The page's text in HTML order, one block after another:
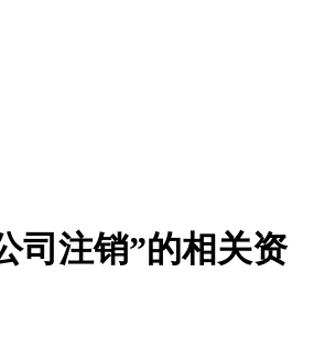
司注销”的相关资